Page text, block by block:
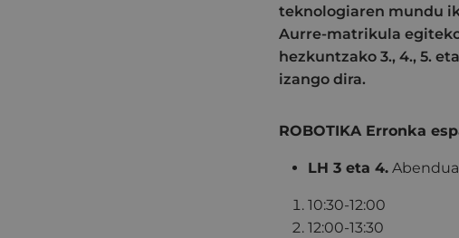
teknologiaren mundu
Aurre-matrikula egiteko
hezkuntzako 3., 4., 5.
izango dira.
ROBOTIKA Erronka
LH 3 eta 4. A
10:30-12:00
12:00-13:30